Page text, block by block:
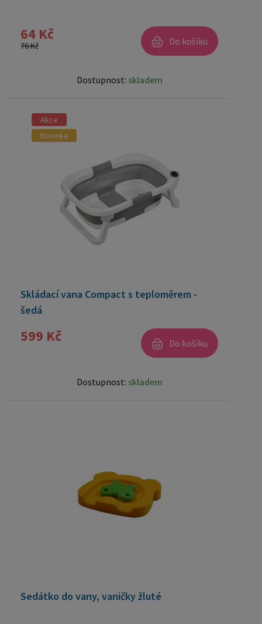
64 Kč
76 Kč Do košíku
Dostupnost: skladem
Akce
Novinka
Skládací vana Compact s teploměrem -
šedá
599 Kč Do košíku
Dostupnost: skladem
Sedátko do vany, vaničky žluté